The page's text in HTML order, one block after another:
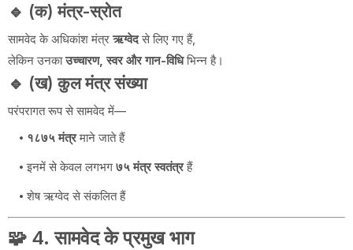
🔹 (क) मंत्र-स्रोत
सामवेद के अधिकांश मंत्रऋग्वेदसे लिए गए हैं,
लेकिन उनकाउच्चारण, स्वर और गान-विधिभिन्न है।
🔹 (ख) कुल मंत्र संख्या
परंपरागत रूप से सामवेद में—
१८७५ मंत्रमाने जाते हैं
इनमें से केवल लगभग ७५ मंत्र स्वतंत्रहैं
शेष ऋग्वेद से संकलित हैं
🧩 4. सामवेद के प्रमुख भाग